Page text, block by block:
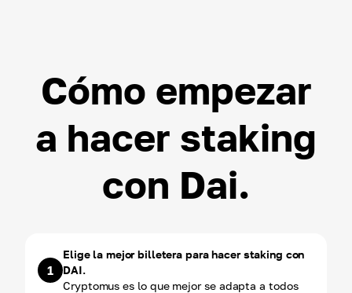
Cómo empezar
a hacer staking
con Dai.
1
Elige la mejor billetera para hacer staking con
DAI.
Cryptomus es lo que mejor se adapta a todos